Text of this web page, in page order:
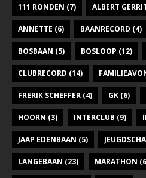
111 RONDEN (7) ALBERT
ANNETTE (6) BAANRECORD (4)
BOSBAAN (5) BOSLOOP (12)
CLUBRECORD (14)
FRERIK SCHEFFER (4) GK (6)
HOORN (3) INTERCLUB (9)
JAAP EDENBAAN (5)
LANGEBAAN (23) MARATHON